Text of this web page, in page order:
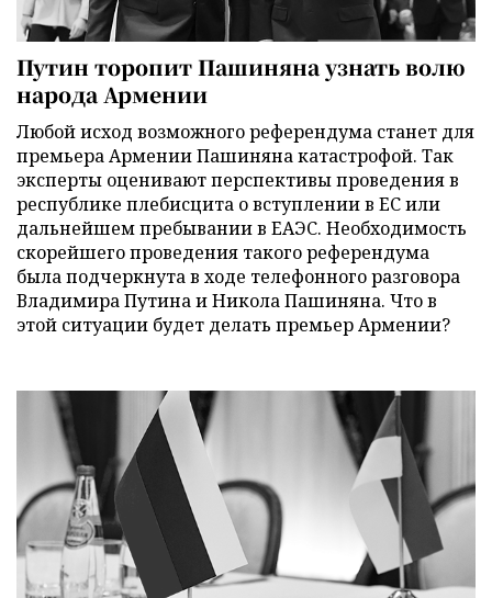
Путин торопит Пашиняна узнать волю
народа Армении
Любой исход возможного референдума станет для
премьера Армении Пашиняна катастрофой. Так
эксперты оценивают перспективы проведения в
республике плебисцита о вступлении в ЕС или
дальнейшем пребывании в ЕАЭС. Необходимость
скорейшего проведения такого референдума
была подчеркнута в ходе телефонного разговора
Владимира Путина и Никола Пашиняна. Что в
этой ситуации будет делать премьер Армении?